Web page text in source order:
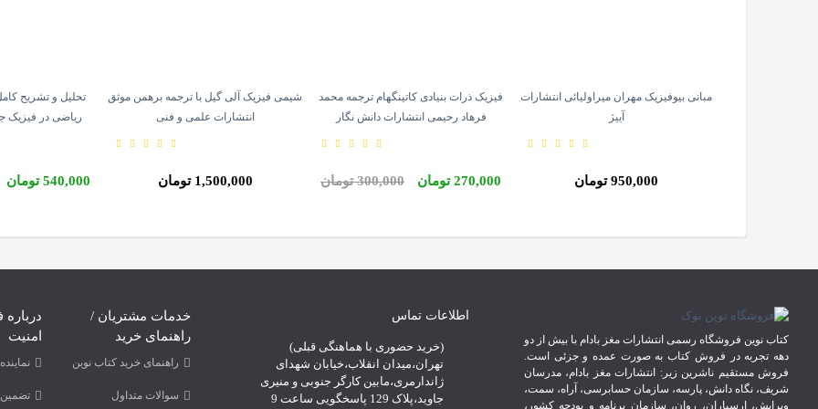
مبانی بیوفیزیک مهران میراولیائی انتشارات
آییژ
950,000 تومان
فیزیک ذرات بنیادی کاتینگهام ترجمه محمد
فرهاد رحیمی انتشارات دانش نگار
270,000 تومان 300,000 تومان
شیمی فیزیک آلی گیل با ترجمه برهمن موثق
انتشارات علمی و فنی
1,500,000 تومان
تحلیل و تشریح
ریاضی در فیزیک
540,000 تومان
کتاب نوین فروشگاه رسمی انتشارات مغز بادام با بیش از دو
دهه تجربه در فروش کتاب به صورت عمده و جزئی است.
فروش مستقیم ناشرین زیر: انتشارات مغز بادام، مدرسان
شریف، نگاه دانش، پارسه، سازمان حسابرسی، آراه، سمت،
ویرایش، ارسباران، روان، سازمان برنامه و بودجه کشور،
اطلاعات تماس
(خرید حضوری با هماهنگی قبلی)
تهران،میدان انقلاب،خیابان شهدای
ژاندارمری،مابین کارگر جنوبی و منیری
جاوید،پلاک 129 پاسخگویی ساعت 9
خدمات مشتریان /
راهنمای خرید
راهنمای خرید کتاب نوین
سوالات متداول
امنیت